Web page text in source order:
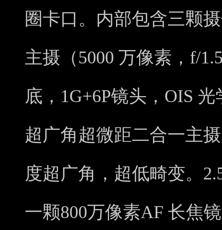
圈卡口。内部包含三颗
主摄（5000 万像素，f/
底，1G+6P镜头，OIS
超广角超微距二合一主
度超广角，超低畸变。
一颗800万像素AF 长焦